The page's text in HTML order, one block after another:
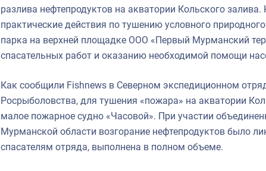
разлива нефтепродуктов на акватории Кольского
практические действия по тушению условного
парка на верхней площадке ООО «Первый Мурманский
спасательных работ и оказанию необходимой помощи
Как сообщили Fishnews в Северном экспедиционном
Росрыболовства, для тушения «пожара» на акватории
малое пожарное судно «Часовой». При участии
Мурманской области возгорание нефтепродуктов было
спасателям отряда, выполнена в полном объеме.